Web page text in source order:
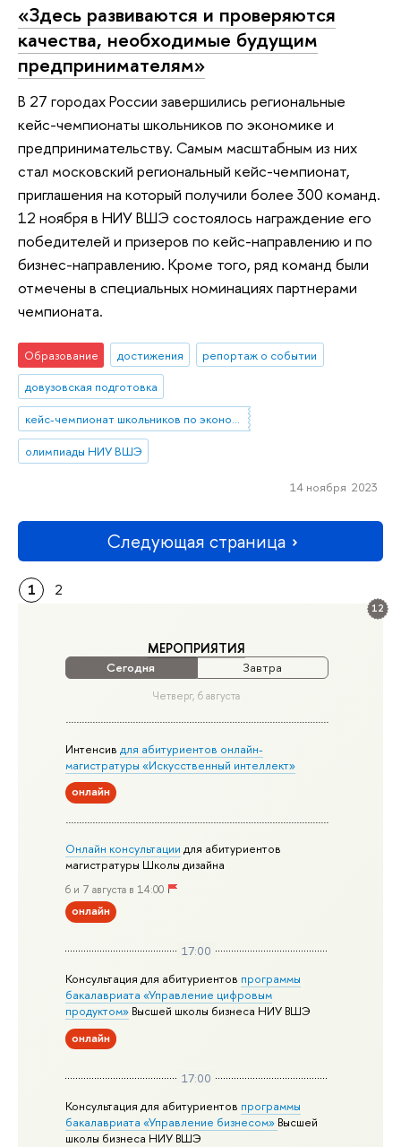
12
МЕРОПРИЯТИЯ
Сегодня Завтра
Четверг, 6 августа
Интенсивдля абитуриентов онлайн-
магистратуры «Искусственный интеллект»
онлайн
Онлайн консультации для абитуриентов
магистратуры Школы дизайна
6 и 7 августа в 14:00
онлайн
17:00
Консультация для абитуриентов программы
бакалавриата «Управление цифровым
продуктом» Высшей школы бизнеса НИУ ВШЭ
онлайн
17:00
Консультация для абитуриентов программы
бакалавриата «Управление бизнесом» Высшей
школы бизнеса НИУ ВШЭ
«Здесь развиваются и проверяются
качества, необходимые будущим
предпринимателям»
В 27 городах России завершились региональные
кейс-чемпионаты школьников по экономике и
предпринимательству. Самым масштабным из них
стал московский региональный кейс-чемпионат,
приглашения на который получили более 300 команд.
12 ноября в НИУ ВШЭ состоялось награждение его
победителей и призеров по кейс-направлению и по
бизнес-направлению. Кроме того, ряд команд были
отмечены в специальных номинациях партнерами
чемпионата.
Образование достижения
репортаж о событии
довузовская подготовка
кейс-чемпионат школьников по экономике и предпринимательству
олимпиады НИУ ВШЭ
14 ноября 2023
Следующая страница
1 2